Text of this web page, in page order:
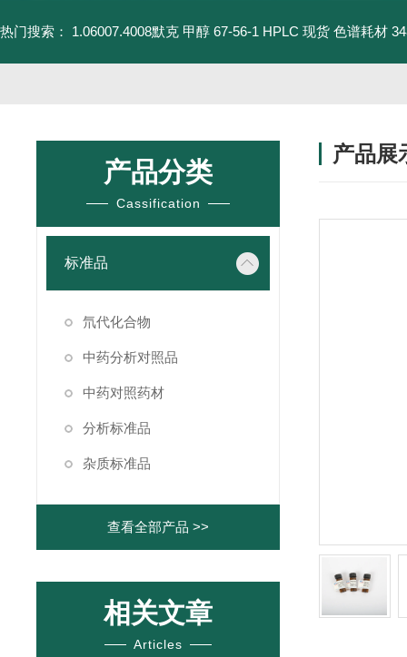
热门搜索： 1.06007.4008默克 甲醇 67-56-1 HPLC 现货 色谱耗材
产品分类
Cassification
标准品
氘代化合物
中药分析对照品
中药对照药材
分析标准品
杂质标准品
查看全部产品 >>
相关文章
Articles
产品展